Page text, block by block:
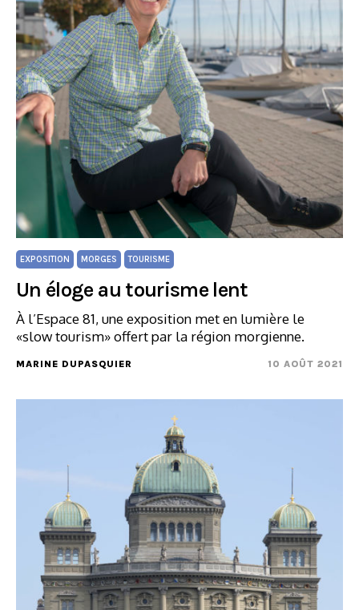
EXPOSITION MORGES TOURISME
Un éloge au tourisme lent
À l’Espace 81, une exposition met en lumière le
«slow tourism» offert par la région morgienne.
MARINE DUPASQUIER 10 AOÛT 2021